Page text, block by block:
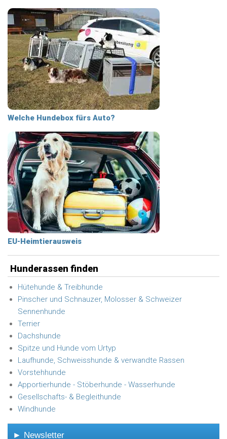
Welche Hundebox fürs Auto?
EU-Heimtierausweis
Hunderassen finden
Hütehunde & Treibhunde
Pinscher und Schnauzer, Molosser & Schweizer
Sennenhunde
Terrier
Dachshunde
Spitze und Hunde vom Urtyp
Laufhunde, Schweisshunde & verwandte Rassen
Vorstehhunde
Apportierhunde - Stöberhunde - Wasserhunde
Gesellschafts- & Begleithunde
Windhunde
► Newsletter